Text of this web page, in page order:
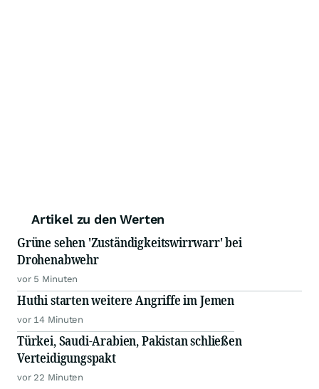
Artikel zu den Werten
Grüne sehen 'Zuständigkeitswirrwarr' bei
Drohenabwehr
vor 5 Minuten
Huthi starten weitere Angriffe im Jemen
vor 14 Minuten
Türkei, Saudi-Arabien, Pakistan schließen
Verteidigungspakt
vor 22 Minuten